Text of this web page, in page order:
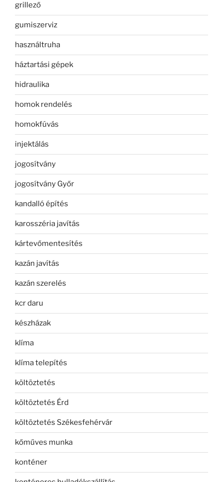
grillező
gumiszerviz
használtruha
háztartási gépek
hidraulika
homok rendelés
homokfúvás
injektálás
jogosítvány
jogosítvány Győr
kandalló építés
karosszéria javítás
kártevőmentesítés
kazán javítás
kazán szerelés
kcr daru
készházak
klíma
klíma telepítés
költöztetés
költöztetés Érd
költöztetés Székesfehérvár
kőműves munka
konténer